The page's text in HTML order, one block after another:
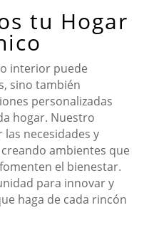
tu Hogar
interior puede
sino también
personalizadas
hogar. Nuestro
necesidades y
ambientes que
el bienestar.
para innovar y
haga de cada rincón